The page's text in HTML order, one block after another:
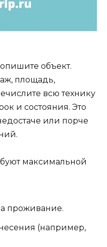
объект.
площадь,
всю технику
и состояния. Это
или порче
максимальной
проживание.
(например,